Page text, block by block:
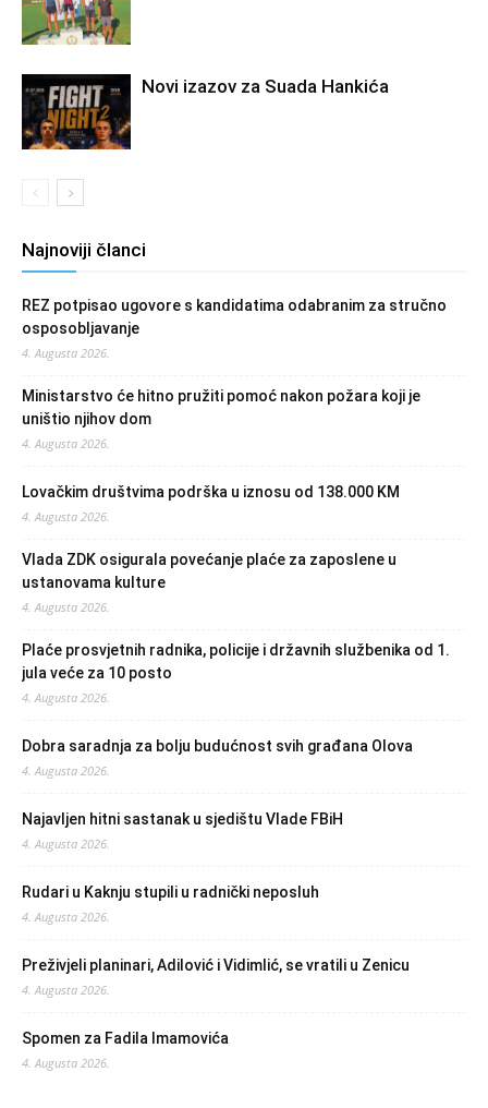
Novi izazov za Suada Hankića
Najnoviji članci
REZ potpisao ugovore s kandidatima odabranim za stručno
osposobljavanje
4. Augusta 2026.
Ministarstvo će hitno pružiti pomoć nakon požara koji je
uništio njihov dom
4. Augusta 2026.
Lovačkim društvima podrška u iznosu od 138.000 KM
4. Augusta 2026.
Vlada ZDK osigurala povećanje plaće za zaposlene u
ustanovama kulture
4. Augusta 2026.
Plaće prosvjetnih radnika, policije i državnih službenika od 1.
jula veće za 10 posto
4. Augusta 2026.
Dobra saradnja za bolju budućnost svih građana Olova
4. Augusta 2026.
Najavljen hitni sastanak u sjedištu Vlade FBiH
4. Augusta 2026.
Rudari u Kaknju stupili u radnički neposluh
4. Augusta 2026.
Preživjeli planinari, Adilović i Vidimlić, se vratili u Zenicu
4. Augusta 2026.
Spomen za Fadila Imamovića
4. Augusta 2026.